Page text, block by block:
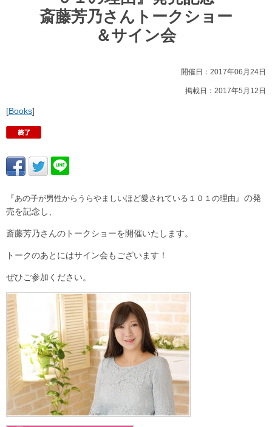
斎藤芳乃さんトークショー
＆サイン会
開催日：2017年06月24日
掲載日：2017年5月12日
[Books]
『あの子が男性からうらやましいほど愛されている１０１の理由 』の発
売を記念し、
斎藤芳乃さんのトークショーを開催いたします。
トークのあとにはサイン会もございます！
ぜひご参加ください。